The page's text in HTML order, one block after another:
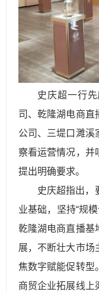
史庆超一行
司、乾隆湖电商直
公司、三堤口濉溪
察看运营情况，并
提出明确要求。
史庆超指出，
业基础，坚持“规
乾隆湖电商直播基
展，不断壮大市场
焦数字赋能促转型
商贸企业拓展线上